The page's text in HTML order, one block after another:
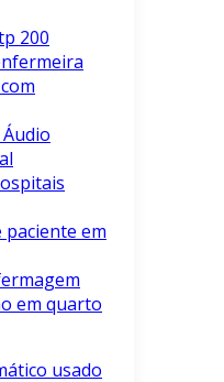
200
paciente em
em quarto
usado